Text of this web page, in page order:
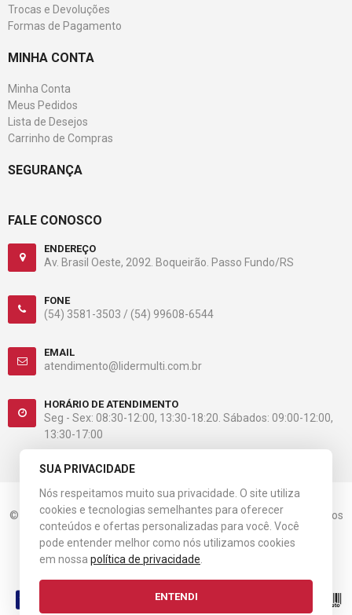
Trocas e Devoluções
Formas de Pagamento
MINHA CONTA
Minha Conta
Meus Pedidos
Lista de Desejos
Carrinho de Compras
SEGURANÇA
FALE CONOSCO
ENDEREÇO
Av. Brasil Oeste, 2092. Boqueirão. Passo Fundo/RS
FONE
(54) 3581-3503 / (54) 99608-6544
EMAIL
atendimento@lidermulti.com.br
HORÁRIO DE ATENDIMENTO
Seg - Sex: 08:30-12:00, 13:30-18:20. Sábados: 09:00-12:00,
13:30-17:00
© 2023 Líder Multiloja. CNPJ: 08.536.984/0001-31. Todos os direitos
reservados.
Esta loja virtual utiliza tecnologia da
SUA PRIVACIDADE
Nós respeitamos muito sua privacidade. O site utiliza
cookies e tecnologias semelhantes para oferecer
conteúdos e ofertas personalizadas para você. Você
pode entender melhor como nós utilizamos cookies
em nossa política de privacidade
ENTENDI